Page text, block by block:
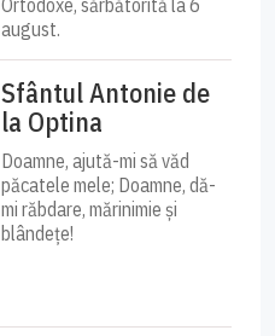
Ortodoxe, sărbătorită la 6
august.
Sfântul Antonie de
la Optina
Doamne, ajută-mi să văd
păcatele mele; Doamne, dă-
mi răbdare, mărinimie şi
blândeţe!